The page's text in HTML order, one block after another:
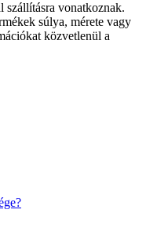
szállításra vonatkoznak.
súlya, mérete vagy
közvetlenül a